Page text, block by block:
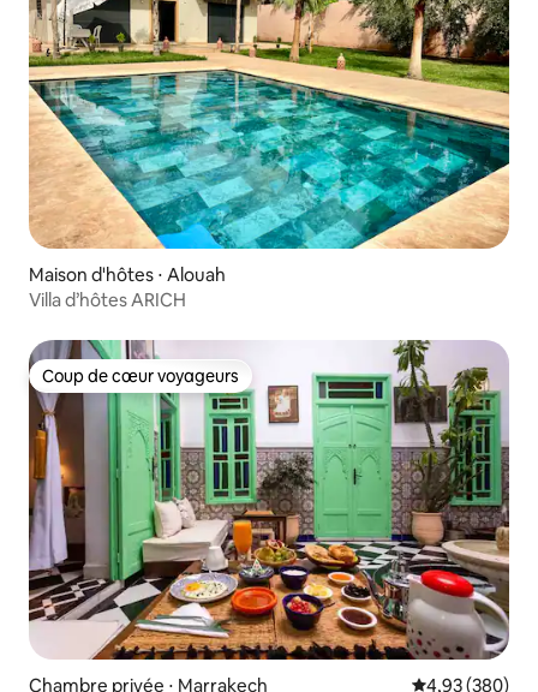
Maison d'hôtes ⋅ Alouah
Villa d’hôtes ARICH
Coup de cœur voyageurs
Coup de cœur voyageurs
Chambre privée ⋅ Marrakech Évaluation
4,93 (380)